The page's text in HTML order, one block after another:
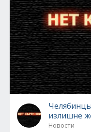
излишне
Новости